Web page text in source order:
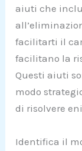
aiuti che
facilitarti il
facilitano la
Questi aiuti
modo
di risolvere
Identifica il